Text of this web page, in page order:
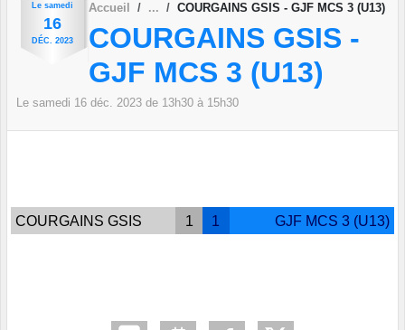
Le samedi
16
DÉC. 2023
Accueil COURGAINS GSIS - GJF MCS 3 (U13)
COURGAINS GSIS -
GJF MCS 3 (U13)
Le samedi 16 déc. 2023 de 13h30 à 15h30
COURGAINS GSIS 1 1 GJF MCS 3 (U13)